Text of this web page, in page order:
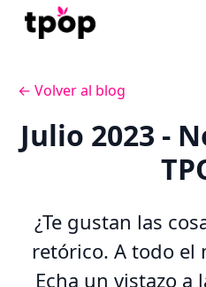
← Volver al blog
Julio 2023 -
¿Te gustan las
retórico. A todo el
Echa un vistazo a